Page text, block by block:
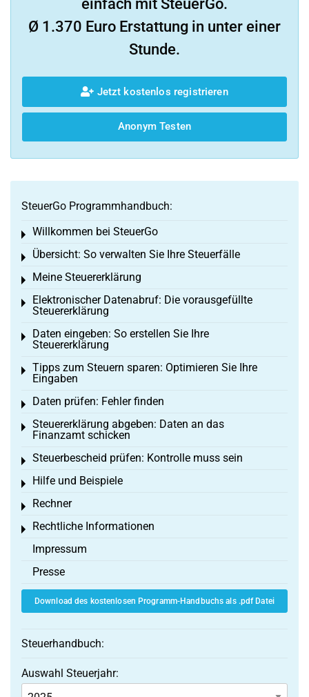
einfach mit SteuerGo.
Ø 1.370 Euro Erstattung in unter einer
Stunde.
Jetzt kostenlos registrieren
Anonym Testen
SteuerGo Programmhandbuch:
Willkommen bei SteuerGo
Toggle menu
Übersicht: So verwalten Sie Ihre Steuerfälle
Toggle menu
Meine Steuererklärung
Toggle menu
Elektronischer Datenabruf: Die vorausgefüllte
Steuererklärung
Toggle menu
Daten eingeben: So erstellen Sie Ihre
Steuererklärung
Toggle menu
Tipps zum Steuern sparen: Optimieren Sie Ihre
Eingaben
Toggle menu
Daten prüfen: Fehler finden
Toggle menu
Steuererklärung abgeben: Daten an das
Finanzamt schicken
Toggle menu
Steuerbescheid prüfen: Kontrolle muss sein
Toggle menu
Hilfe und Beispiele
Toggle menu
Rechner
Toggle menu
Rechtliche Informationen
Toggle menu
Impressum
Presse
Download des kostenlosen Programm-Handbuchs als .pdf Datei
Steuerhandbuch:
Auswahl Steuerjahr: